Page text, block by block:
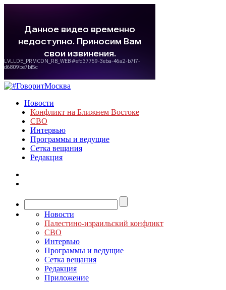
Новости
Конфликт на Ближнем Востоке
СВО
Интервью
Программы и ведущие
Сетка вещания
Редакция
Новости
Палестино-израильский конфликт
СВО
Интервью
Программы и ведущие
Сетка вещания
Редакция
Приложение